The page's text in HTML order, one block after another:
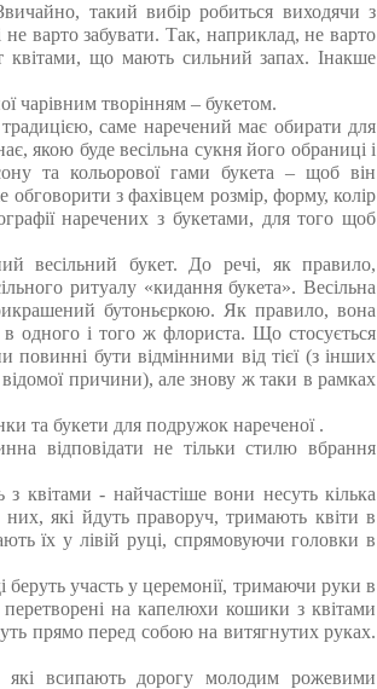
такий вибір робиться виходячи з
варто забувати. Так, наприклад, не варто
квітами, що мають сильний запах. Інакше
чарівним творінням – букетом.
саме наречений має обирати для
якою буде весільна сукня його обраниці і
та кольорової гами букета – щоб він
з фахівцем розмір, форму, колір
наречених з букетами, для того щоб
весільний букет. До речі, як правило,
ритуалу «кидання букета». Весільна
бутоньєркою. Як правило, вона
в одного і того ж флориста. Що стосується
повинні бути відмінними від тієї (з інших
відомої причини), але знову ж таки в рамках
та букети для подружок нареченої .
відповідати не тільки стилю вбрання
квітами - найчастіше вони несуть кілька
які йдуть праворуч, тримають квіти в
їх у лівій руці, спрямовуючи головки в
участь у церемонії, тримаючи руки в
на капелюхи кошики з квітами
прямо перед собою на витягнутих руках.
які всипають дорогу молодим рожевими